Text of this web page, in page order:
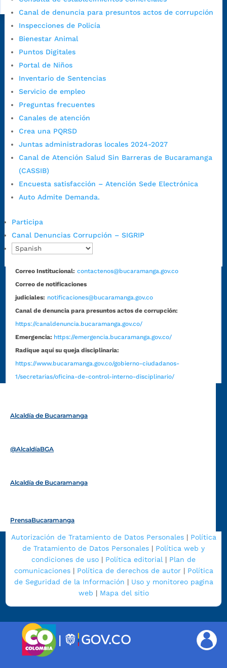
Canal de denuncia para presuntos actos de corrupción
Inspecciones de Policía
Bienestar Animal
Puntos Digitales
Portal de Niños
Inventario de Sentencias
Servicio de empleo
Preguntas frecuentes
Canales de atención
Crea una PQRSD
Juntas administradoras locales 2024-2027
Canal de Atención Salud Sin Barreras de Bucaramanga
(CASSIB)
Encuesta satisfacción – Atención Sede Electrónica
Auto Admite Demanda.
Participa
Canal Denuncias Corrupción – SIGRIP
Horario habitual de lunes a viernes en
a.m. a 3:00 p.m.
Teléfono Conmutador:+57 (607) 633 70 00
Correo Institucional: contactenos@bucaramanga.gov.co
Correo de notificaciones
judiciales: notificaciones@bucaramanga.gov.co
Canal de denuncia para presuntos actos de corrupción:
https://canaldenuncia.bucaramanga.gov.co/
Emergencia: https://emergencia.bucaramanga.gov.co/
Radique aquí su queja disciplinaria:
https://www.bucaramanga.gov.co/gobierno-ciudadanos-
1/secretarias/oficina-de-control-interno-disciplinario/
Alcaldía de Bucaramanga
@AlcaldíaBGA
Alcaldía de Bucaramanga
PrensaBucaramanga
Autorización de Tratamiento de Datos Personales| Política
de Tratamiento de Datos Personales | Política web y
condiciones de uso | Política editorial | Plan de
comunicaciones| Política de derechos de autor| Política
de Seguridad de la Información | Uso y monitoreo pagina
web | Mapa del sitio
|